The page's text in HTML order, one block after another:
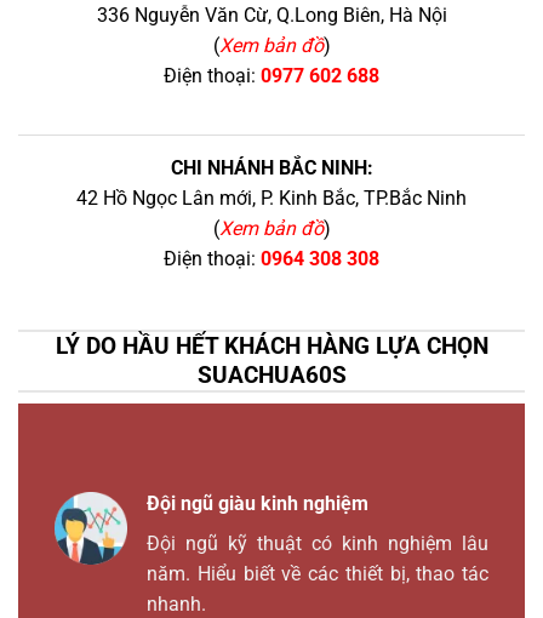
336 Nguyễn Văn Cừ, Q.Long Biên, Hà Nội
(Xem bản đồ)
Điện thoại: 0977 602 688
CHI NHÁNH BẮC NINH:
42 Hồ Ngọc Lân mới, P. Kinh Bắc, TP.Bắc Ninh
(Xem bản đồ)
Điện thoại: 0964 308 308
LÝ DO HẦU HẾT KHÁCH HÀNG LỰA CHỌN
SUACHUA60S
Đội ngũ giàu kinh nghiệm
Đội ngũ kỹ thuật có kinh nghiệm lâu
năm. Hiểu biết về các thiết bị, thao tác
nhanh.